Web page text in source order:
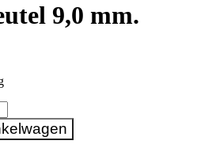
9,0 mm.